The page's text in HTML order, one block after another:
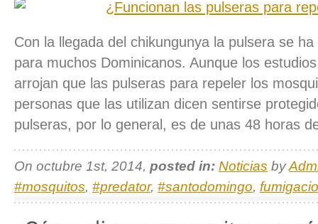
Con la llegada del chikungunya la pulsera se
para muchos Dominicanos. Aunque los
arrojan que las pulseras para repeler los
personas que las utilizan dicen sentirse
pulseras, por lo general, es de unas 48 horas
On octubre 1st, 2014, posted in: Noticias by
#mosquitos, #predator, #santodomingo,